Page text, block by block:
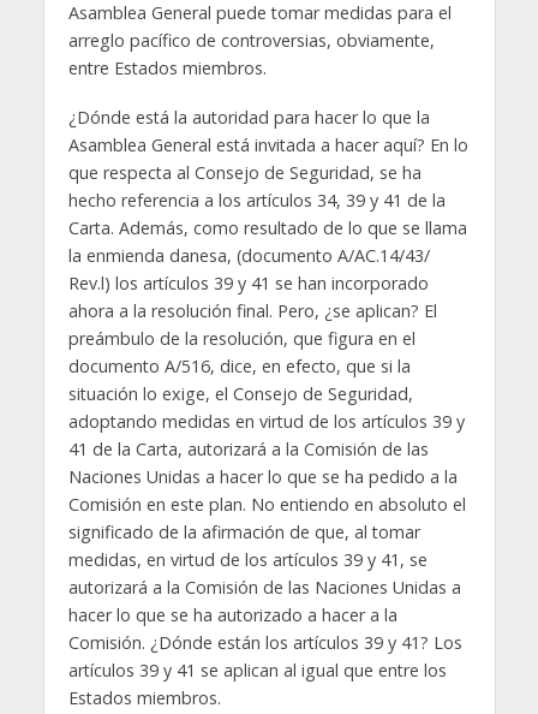
Asamblea General puede tomar medidas para el
arreglo pacífico de controversias, obviamente,
entre Estados miembros.
¿Dónde está la autoridad para hacer lo que la
Asamblea General está invitada a hacer aquí? En lo
que respecta al Consejo de Seguridad, se ha
hecho referencia a los artículos 34, 39 y 41 de la
Carta. Además, como resultado de lo que se llama
la enmienda danesa, (documento A/AC.14/43/
Rev.l) los artículos 39 y 41 se han incorporado
ahora a la resolución final. Pero, ¿se aplican? El
preámbulo de la resolución, que figura en el
documento A/516, dice, en efecto, que si la
situación lo exige, el Consejo de Seguridad,
adoptando medidas en virtud de los artículos 39 y
41 de la Carta, autorizará a la Comisión de las
Naciones Unidas a hacer lo que se ha pedido a la
Comisión en este plan. No entiendo en absoluto el
significado de la afirmación de que, al tomar
medidas, en virtud de los artículos 39 y 41, se
autorizará a la Comisión de las Naciones Unidas a
hacer lo que se ha autorizado a hacer a la
Comisión. ¿Dónde están los artículos 39 y 41? Los
artículos 39 y 41 se aplican al igual que entre los
Estados miembros.